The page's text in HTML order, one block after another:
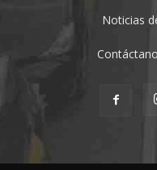
Noticias